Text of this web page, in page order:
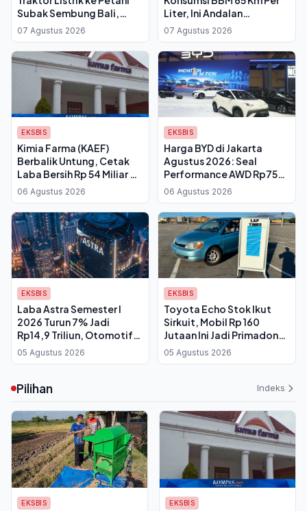
Subak Sembung Bali,
Biaya Olah Lahan
Dipangkas Drastis
07 Agustus 2026
Liter, Ini Andalan
Teknologi Dual Mode-nya
07 Agustus 2026
EKSBIS
Kimia Farma (KAEF)
Berbalik Untung, Cetak
Laba Bersih Rp 54 Miliar di
Semester I-2026
06 Agustus 2026
EKSBIS
Harga BYD di Jakarta
Agustus 2026: Seal
Performance AWD Rp750
Juta, Atto 1 Mulai Rp199
Juta
06 Agustus 2026
EKSBIS
Laba Astra Semester I
2026 Turun 7% Jadi
Rp14,9 Triliun, Otomotif
dan Jasa Keuangan Jadi
Penopang Utama
05 Agustus 2026
EKSBIS
Toyota Echo Stok Ikut
Sirkuit, Mobil Rp 160
Jutaan Ini Jadi Primadona
di Buttonwillow
05 Agustus 2026
Pilihan Indeks
EKSBIS EKSBIS